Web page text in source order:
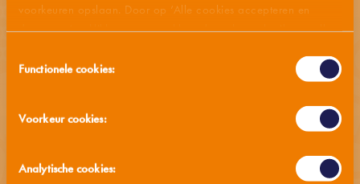
voorkeuren opslaan. Door op ‘Alle cookies accepteren en
doorgaan’ te klikken, gaat u akkoord met het gebruik van alle
Functionele cookies:
Voorkeur cookies:
Analytische cookies:
BEWAARADVIES